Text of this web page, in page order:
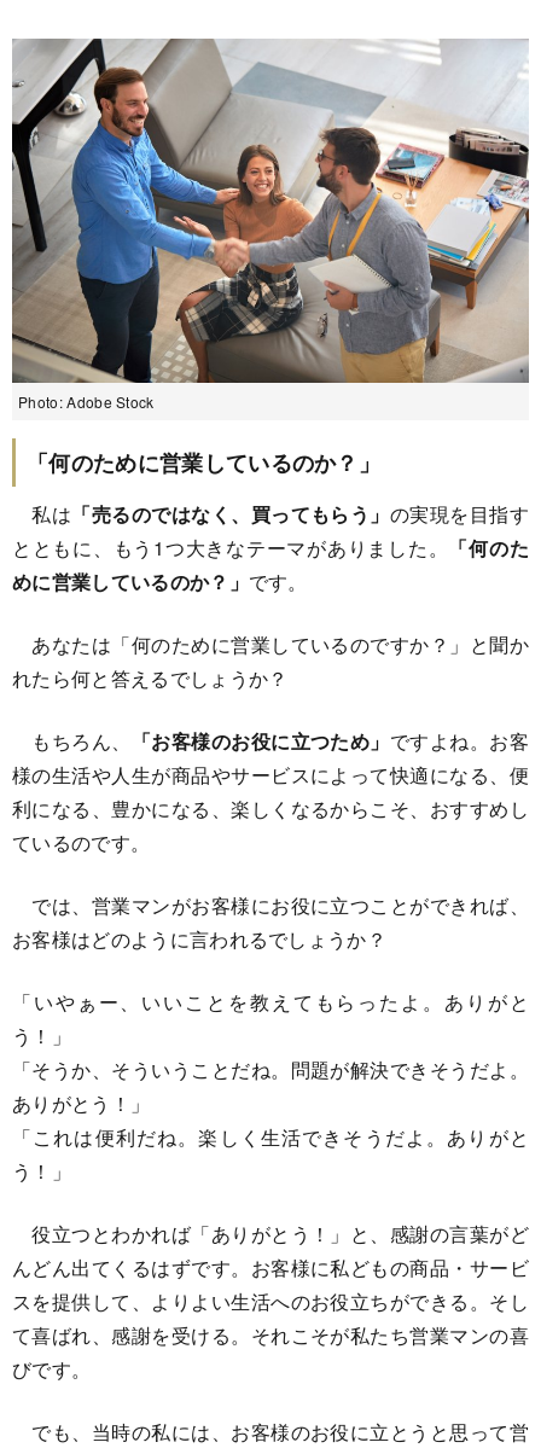
Photo: Adobe Stock
「何のために営業しているのか？」
私は 「売るのではなく、買ってもらう」 の実現を目指す
とともに、もう1つ大きなテーマがありました。
「何のた
めに営業しているのか？」 です。
あなたは「何のために営業しているのですか？」と聞か
れたら何と答えるでしょうか？
もちろん、 「お客様のお役に立つため」 ですよね。お客
様の生活や人生が商品やサービスによって快適になる、便
利になる、豊かになる、楽しくなるからこそ、おすすめし
ているのです。
では、営業マンがお客様にお役に立つことができれば、
お客様はどのように言われるでしょうか？
「いやぁー、いいことを教えてもらったよ。ありがと
う！」
「そうか、そういうことだね。問題が解決できそうだよ。
ありがとう！」
「これは便利だね。楽しく生活できそうだよ。ありがと
う！」
役立つとわかれば「ありがとう！」と、感謝の言葉がど
んどん出てくるはずです。お客様に私どもの商品・サービ
スを提供して、よりよい生活へのお役立ちができる。そし
て喜ばれ、感謝を受ける。それこそが私たち営業マンの喜
びです。
でも、当時の私には、お客様のお役に立とうと思って営